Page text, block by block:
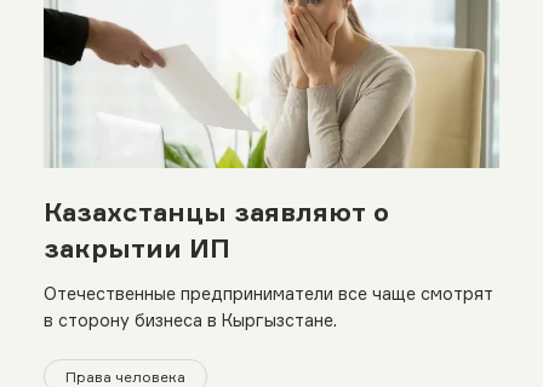
Казахстанцы заявляют о
закрытии ИП
Отечественные предприниматели все чаще смотрят
в сторону бизнеса в Кыргызстане.
Права человека